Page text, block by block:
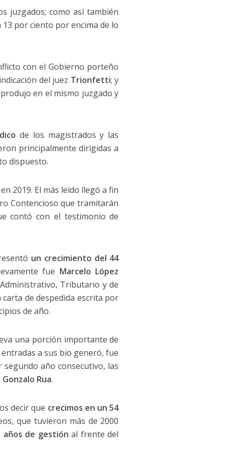
juzgados; como así también
13 por ciento por encima de lo
con el Gobierno porteño
del juez Trionfetti; y
en el mismo juzgado y
de los magistrados y las
principalmente dirigidas a
dispuesto.
2019. El más leído llegó a fin
Contencioso que tramitarán
contó con el testimonio de
un crecimiento del 44
fue Marcelo López
Tributario y de
de despedida escrita por
de año.
una porción importante de
a sus bio generó, fue
año consecutivo, las
Gonzalo Rua.
decir que crecimos en un 54
que tuvieron más de 2000
años de gestión al frente del